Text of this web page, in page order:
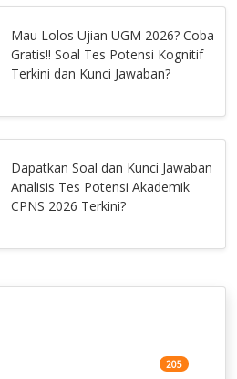
Mau Lolos Ujian UGM 2026? Coba
Gratis!! Soal Tes Potensi Kognitif
Terkini dan Kunci Jawaban?
Dapatkan Soal dan Kunci Jawaban
Analisis Tes Potensi Akademik
CPNS 2026 Terkini?
205